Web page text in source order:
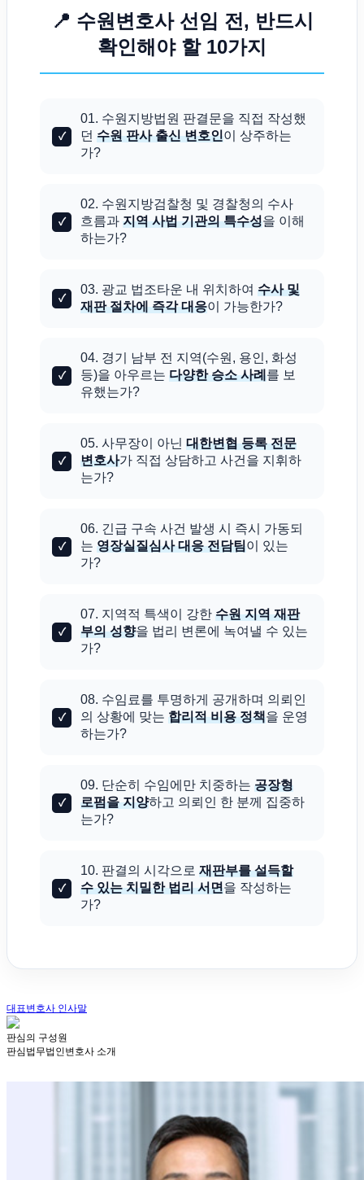
📍 수원변호사 선임 전, 반드시
확인해야 할 10가지
01. 수원지방법원 판결문을 직접 작성했
던 수원 판사 출신 변호인이 상주하는
가?
02. 수원지방검찰청 및 경찰청의 수사
흐름과 지역 사법 기관의 특수성을 이해
하는가?
03. 광교 법조타운 내 위치하여 수사 및
재판 절차에 즉각 대응이 가능한가?
04. 경기 남부 전 지역(수원, 용인, 화성
등)을 아우르는 다양한 승소 사례를 보
유했는가?
05. 사무장이 아닌 대한변협 등록 전문
변호사가 직접 상담하고 사건을 지휘하
는가?
06. 긴급 구속 사건 발생 시 즉시 가동되
는 영장실질심사 대응 전담팀이 있는
가?
07. 지역적 특색이 강한 수원 지역 재판
부의 성향을 법리 변론에 녹여낼 수 있는
가?
08. 수임료를 투명하게 공개하며 의뢰인
의 상황에 맞는 합리적 비용 정책을 운영
하는가?
09. 단순히 수임에만 치중하는 공장형
로펌을 지양하고 의뢰인 한 분께 집중하
는가?
10. 판결의 시각으로 재판부를 설득할
수 있는 치밀한 법리 서면을 작성하는
가?
대표변호사 인사말
판심의 구성원
판심법무법인변호사 소개